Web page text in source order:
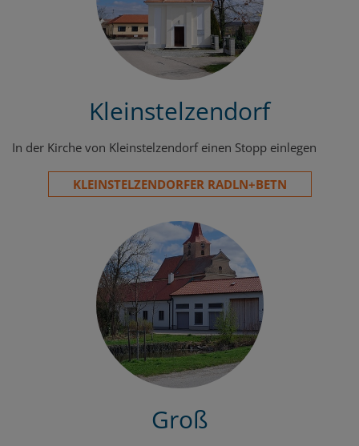
Kleinstelzendorf
In der Kirche von Kleinstelzendorf einen Stopp einlegen
KLEINSTELZENDORFER RADLN+BETN
Groß